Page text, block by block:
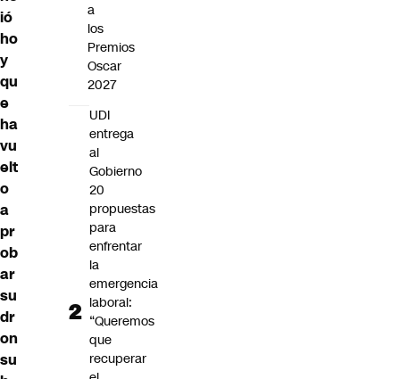
ió
ho
y
qu
e
ha
vu
elt
o
a
pr
ob
ar
su
dr
on
su
a
los
Premios
Oscar
2027
UDI
entrega
al
Gobierno
20
propuestas
para
enfrentar
la
emergencia
laboral:
“Queremos
que
recuperar